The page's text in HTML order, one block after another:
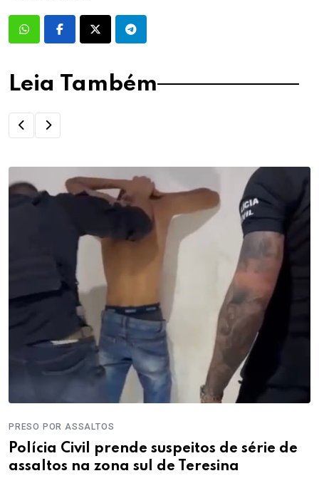
Leia Também
PRESO POR ASSALTOS
Polícia Civil prende suspeitos de série de
assaltos na zona sul de Teresina